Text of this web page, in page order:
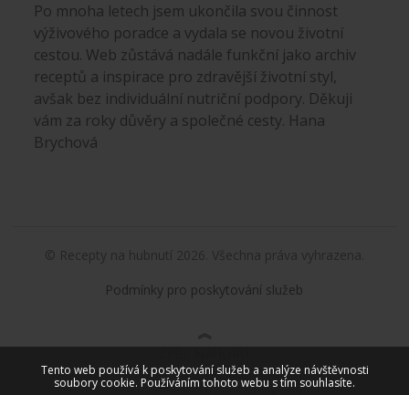
Po mnoha letech jsem ukončila svou činnost
výživového poradce a vydala se novou životní
cestou. Web zůstává nadále funkční jako archiv
receptů a inspirace pro zdravější životní styl,
avšak bez individuální nutriční podpory. Děkuji
vám za roky důvěry a společné cesty. Hana
Brychová
© Recepty na hubnutí 2026. Všechna práva vyhrazena.
Podmínky pro poskytování služeb
Tento web používá k poskytování služeb a analýze návštěvnosti
soubory cookie. Používáním tohoto webu s tím souhlasíte.